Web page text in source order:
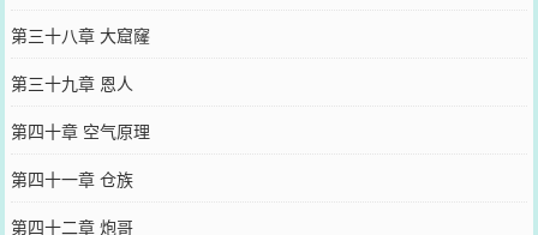
第三十八章 大窟窿
第三十九章 恩人
第四十章 空气原理
第四十一章 仓族
第四十二章 炮哥